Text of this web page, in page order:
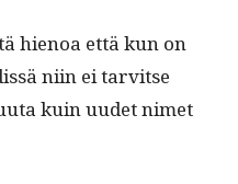
hienoa että kun on
niin ei tarvitse
kuin uudet nimet